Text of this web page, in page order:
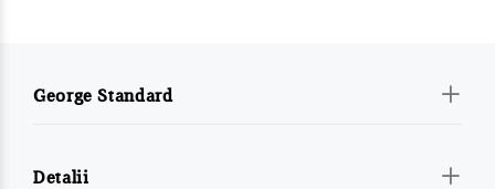
George Standard
Detalii